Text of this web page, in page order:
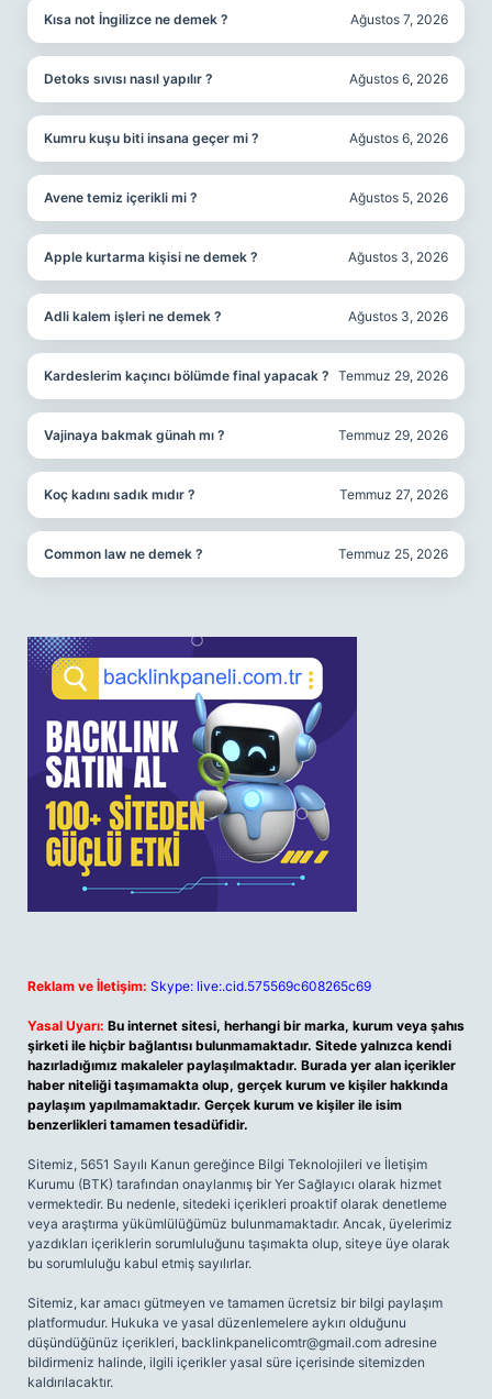
Kısa not İngilizce ne demek ? Ağustos 7, 2026
Detoks sıvısı nasıl yapılır ? Ağustos 6, 2026
Kumru kuşu biti insana geçer mi ? Ağustos 6, 2026
Avene temiz içerikli mi ? Ağustos 5, 2026
Apple kurtarma kişisi ne demek ? Ağustos 3, 2026
Adli kalem işleri ne demek ? Ağustos 3, 2026
Kardeslerim kaçıncı bölümde final yapacak ? Temmuz 29, 2026
Vajinaya bakmak günah mı ? Temmuz 29, 2026
Koç kadını sadık mıdır ? Temmuz 27, 2026
Common law ne demek ? Temmuz 25, 2026
Reklam ve İletişim: Skype: live:.cid.575569c608265c69
Yasal Uyarı: Bu internet sitesi, herhangi bir marka, kurum veya şahıs
şirketi ile hiçbir bağlantısı bulunmamaktadır. Sitede yalnızca kendi
hazırladığımız makaleler paylaşılmaktadır. Burada yer alan içerikler
haber niteliği taşımamakta olup, gerçek kurum ve kişiler hakkında
paylaşım yapılmamaktadır. Gerçek kurum ve kişiler ile isim
benzerlikleri tamamen tesadüfidir.
Sitemiz, 5651 Sayılı Kanun gereğince Bilgi Teknolojileri ve İletişim
Kurumu (BTK) tarafından onaylanmış bir Yer Sağlayıcı olarak hizmet
vermektedir. Bu nedenle, sitedeki içerikleri proaktif olarak denetleme
veya araştırma yükümlülüğümüz bulunmamaktadır. Ancak, üyelerimiz
yazdıkları içeriklerin sorumluluğunu taşımakta olup, siteye üye olarak
bu sorumluluğu kabul etmiş sayılırlar.
Sitemiz, kar amacı gütmeyen ve tamamen ücretsiz bir bilgi paylaşım
platformudur. Hukuka ve yasal düzenlemelere aykırı olduğunu
düşündüğünüz içerikleri, backlinkpanelicomtr@gmail.com adresine
bildirmeniz halinde, ilgili içerikler yasal süre içerisinde sitemizden
kaldırılacaktır.